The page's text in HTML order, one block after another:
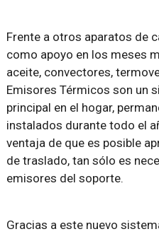
Frente a otros aparatos de
como apoyo en los meses
aceite, convectores,
Emisores Térmicos son un
principal en el hogar,
instalados durante todo el
ventaja de que es posible
de traslado, tan sólo es
emisores del soporte.
Gracias a este nuevo